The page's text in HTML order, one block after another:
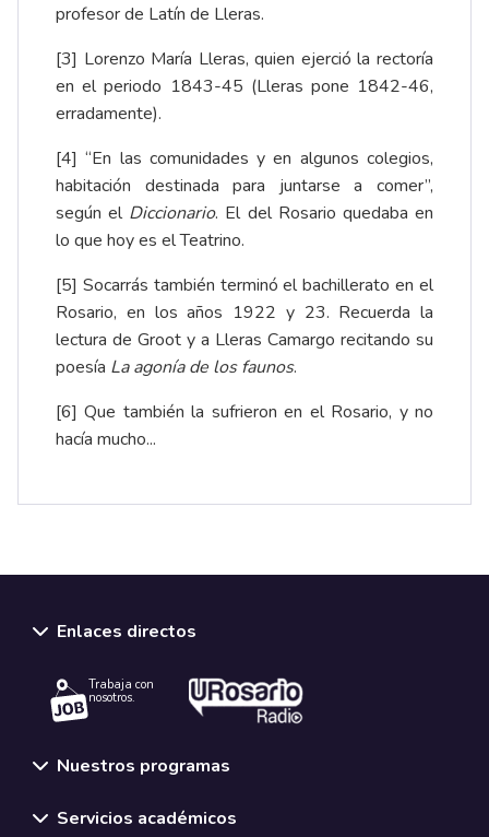
profesor de Latín de Lleras.
[3] Lorenzo María Lleras, quien ejerció la rectoría
en el periodo 1843-45 (Lleras pone 1842-46,
erradamente).
[4] “En las comunidades y en algunos colegios,
habitación destinada para juntarse a comer”,
según el Diccionario. El del Rosario quedaba en
lo que hoy es el Teatrino.
[5] Socarrás también terminó el bachillerato en el
Rosario, en los años 1922 y 23. Recuerda la
lectura de Groot y a Lleras Camargo recitando su
poesía La agonía de los faunos.
[6] Que también la sufrieron en el Rosario, y no
hacía mucho...
Enlaces directos
Trabaja con
nosotros.
Nuestros programas
Servicios académicos